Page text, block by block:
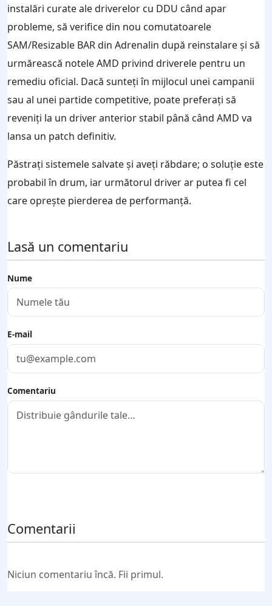
instalări curate ale driverelor cu DDU când apar
probleme, să verifice din nou comutatoarele
SAM/Resizable BAR din Adrenalin după reinstalare și să
urmărească notele AMD privind driverele pentru un
remediu oficial. Dacă sunteți în mijlocul unei campanii
sau al unei partide competitive, poate preferați să
reveniți la un driver anterior stabil până când AMD va
lansa un patch definitiv.
Păstrați sistemele salvate și aveți răbdare; o soluție este
probabil în drum, iar următorul driver ar putea fi cel
care oprește pierderea de performanță.
Lasă un comentariu
Nume
E-mail
Comentariu
Comentarii
Niciun comentariu încă. Fii primul.